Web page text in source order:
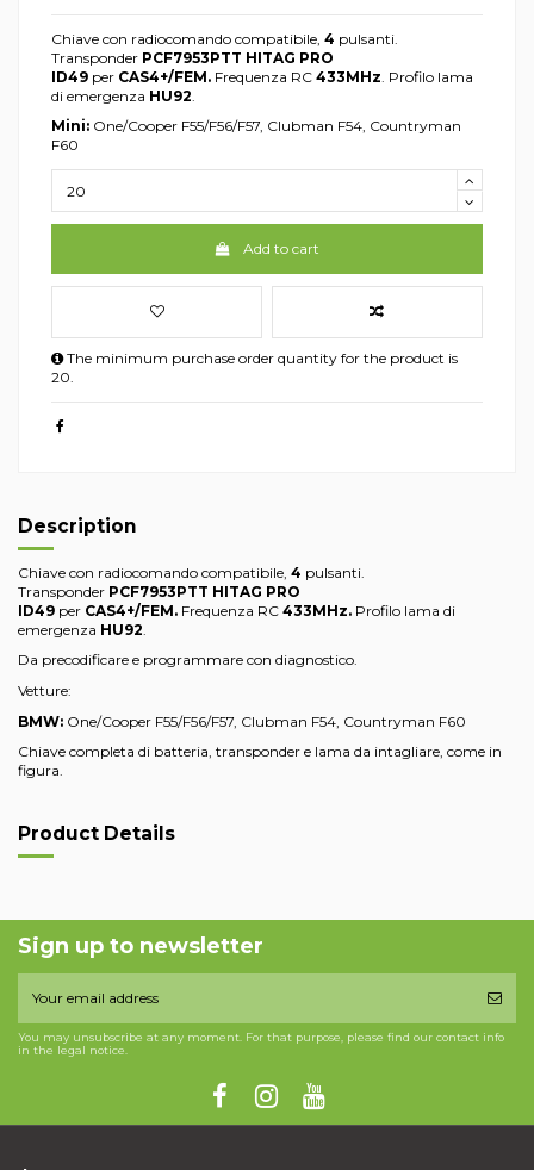
Chiave con radiocomando compatibile, 4 pulsanti.
Transponder PCF7953PTT HITAG PRO
ID49 per CAS4+/FEM. Frequenza RC 433MHz . Profilo lama
di emergenza HU92
Mini: One/Cooper F55/F56/F57, Clubman F54, Countryman
F60
Add to cart
The minimum purchase order quantity for the product is
20.
Description
Chiave con radiocomando compatibile, 4 pulsanti.
Transponder PCF7953PTT HITAG PRO
ID49 per CAS4+/FEM. Frequenza RC 433MHz. Profilo lama di
emergenza HU92
Da precodificare e programmare con diagnostico.
Vetture:
BMW: One/Cooper F55/F56/F57, Clubman F54, Countryman F60
Chiave completa di batteria, transponder e lama da intagliare, come in
figura.
Product Details
Sign up to newsletter
You may unsubscribe at any moment. For that purpose, please find our contact info
in the legal notice.